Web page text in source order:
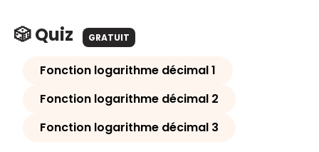
🎲 Quiz GRATUIT
Fonction logarithme décimal 1
Fonction logarithme décimal 2
Fonction logarithme décimal 3